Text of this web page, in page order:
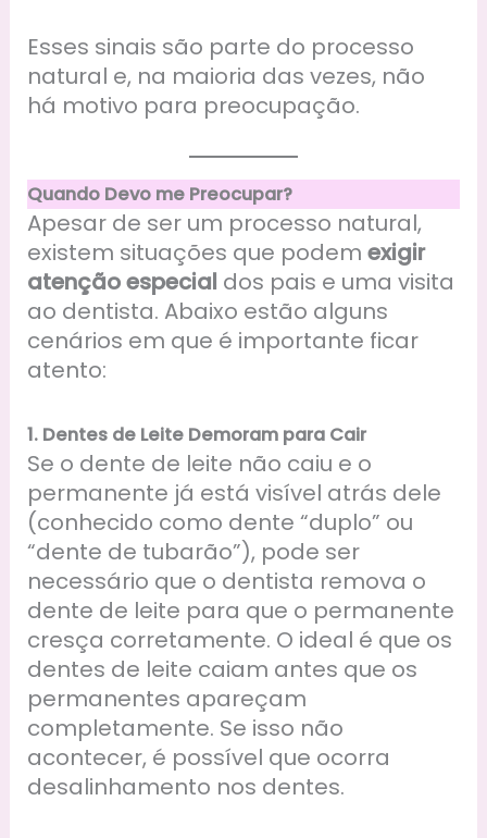
Esses sinais são parte do processo
natural e, na maioria das vezes, não
há motivo para preocupação.
Quando Devo me Preocupar?
Apesar de ser um processo natural,
existem situações que podemexigir
atenção especial dos pais e uma visita
ao dentista. Abaixo estão alguns
cenários em que é importante ficar
atento:
1. Dentes de Leite Demoram para Cair
Se o dente de leite não caiu e o
permanente já está visível atrás dele
(conhecido como dente “duplo” ou
“dente de tubarão”), pode ser
necessário que o dentista remova o
dente de leite para que o permanente
cresça corretamente. O ideal é que os
dentes de leite caiam antes que os
permanentes apareçam
completamente. Se isso não
acontecer, é possível que ocorra
desalinhamento nos dentes.